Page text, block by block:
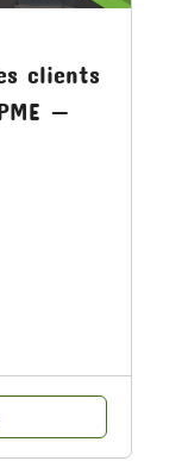
clients
—